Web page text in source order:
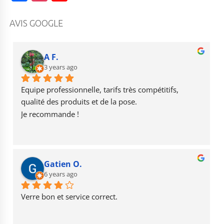
a
c
b
o
o
k
st
a
r
a
m
b
e
AVIS GOOGLE
A F.
3 years ago
Equipe professionnelle, tarifs très compétitifs,
qualité des produits et de la pose.
Je recommande !
Gatien O.
6 years ago
Verre bon et service correct.